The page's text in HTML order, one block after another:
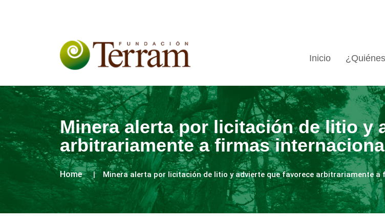
Inicio
Minera alerta por licitación de litio y
arbitrariamente a firmas
Home Minera alerta por licitación de litio y advierte que favorece arbitrariamente a